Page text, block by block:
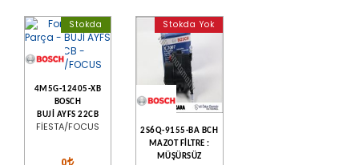
Stokda
4M5G-12405-XB
BOSCH
BUJİ AYFS 22CB
FİESTA/FOCUS
0
Stokda Yok
2S6Q-9155-BA BCH
MAZOT FİLTRE :
MÜŞÜRSÜZ